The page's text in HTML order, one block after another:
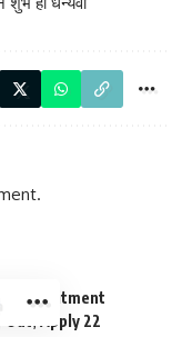
Recruitment
Out, Apply 22